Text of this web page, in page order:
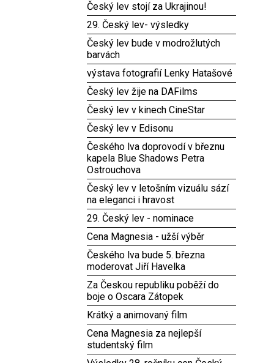
Český lev stojí za Ukrajinou!
29. Český lev- výsledky
Český lev bude v modrožlutých
barvách
výstava fotografií Lenky Hatašové
Český lev žije na DAFilms
Český lev v kinech CineStar
Český lev v Edisonu
Českého lva doprovodí v březnu
kapela Blue Shadows Petra
Ostrouchova
Český lev v letošním vizuálu sází
na eleganci i hravost
29. Český lev - nominace
Cena Magnesia - užší výběr
Českého lva bude 5. března
moderovat Jiří Havelka
Za Českou republiku poběží do
boje o Oscara Zátopek
Krátký a animovaný film
Cena Magnesia za nejlepší
studentský film